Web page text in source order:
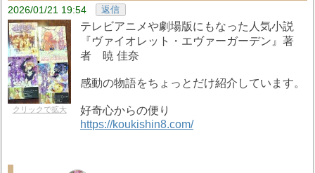
2026/01/21 19:54 返信
クリックで拡大
テレビアニメや劇場版にもなった人気小説
『ヴァイオレット・エヴァーガーデン』著
者 暁 佳奈
感動の物語をちょっとだけ紹介しています。
好奇心からの便り
https://koukishin8.com/